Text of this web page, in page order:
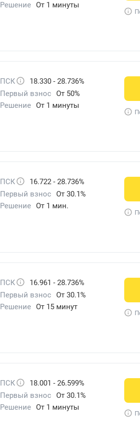
Решение От 1 минуты
ПСК
18.330 - 28.736%
Первый взнос От 50%
Решение От 1 минуты
ПСК
16.722 - 28.736%
Первый взнос От 30.1%
Решение От 1 мин.
ПСК
16.961 - 28.736%
Первый взнос От 30.1%
Решение От 15 минут
ПСК
18.001 - 26.599%
Первый взнос От 30.1%
Решение От 1 минуты